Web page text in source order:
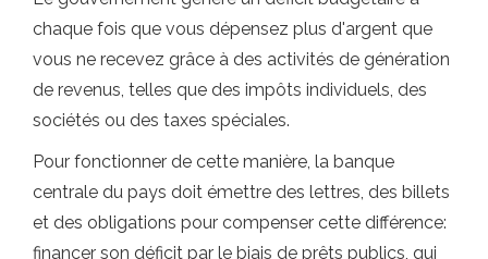
chaque fois que vous dépensez plus d'argent que
vous ne recevez grâce à des activités de génération
de revenus, telles que des impôts individuels, des
sociétés ou des taxes spéciales.
Pour fonctionner de cette manière, la banque
centrale du pays doit émettre des lettres, des billets
et des obligations pour compenser cette différence:
financer son déficit par le biais de prêts publics, qui